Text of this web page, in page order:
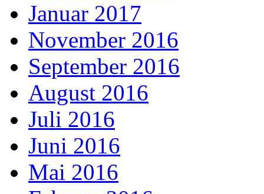
Januar 2017
November 2016
September 2016
August 2016
Juli 2016
Juni 2016
Mai 2016